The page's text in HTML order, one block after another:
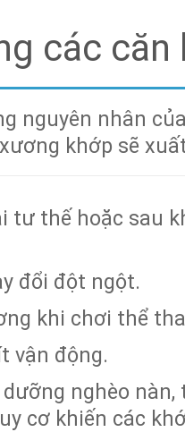
các căn
nguyên nhân
khớp sẽ
tư thế hoặc sau
đổi đột ngột.
khi chơi thể
vận động.
nghèo
cơ khiến các